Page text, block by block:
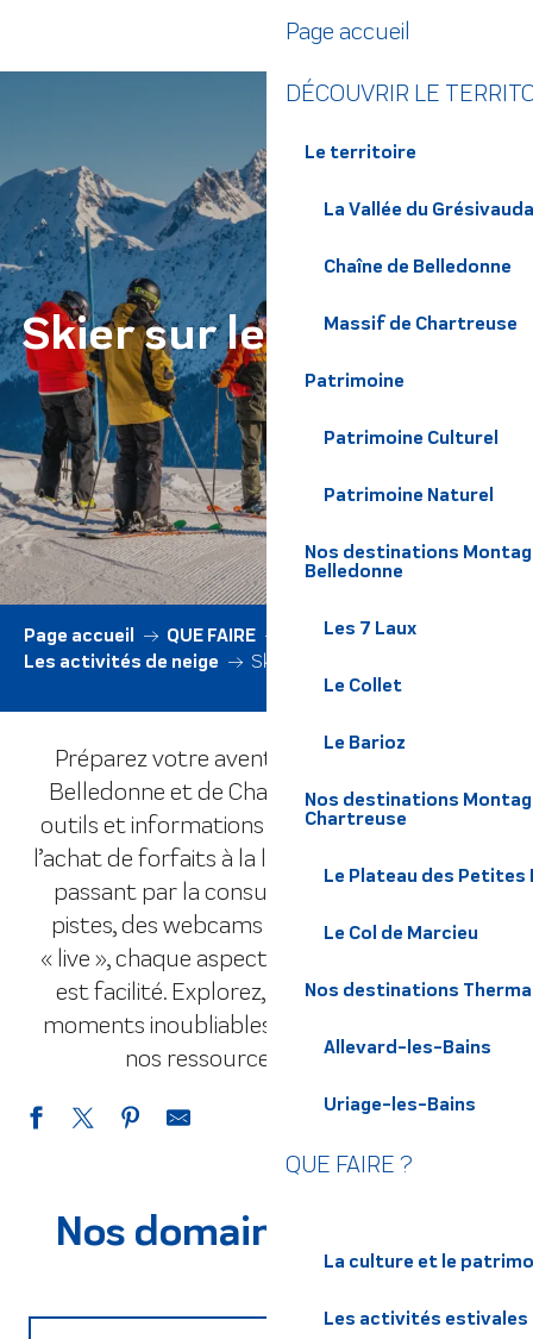
contenu
Page accueil
DÉCOUVRIR LE
Le territoire
La Vallée du
Chaîne de Belledonne
Massif de Chartreuse
Patrimoine
Patrimoine Culturel
Patrimoine Naturel
Nos destinations
Belledonne
Les 7 Laux
Le Collet
Le Barioz
Nos destinations
Chartreuse
Le Plateau des Petites
Le Col de Marcieu
Nos destinations
Allevard-les-Bains
Uriage-les-Bains
QUE FAIRE ?
La culture et le
Les activités estivales
Skier sur les domaines
Page accueil QUE FAIRE
Toutes les activités
Les activités de neige
Ski alpin
Préparez votre aventure sur les pistes de
Belledonne et de Chartreuse avec tous les
outils et informations à votre disposition. De
l’achat de forfaits à la location de matériel, en
passant par la consultation des plans des
pistes, des webcams en direct et des infos
« live », chaque aspect de votre séjour de ski
est facilité. Explorez, planifiez et vivez des
moments inoubliables sur les pistes grâce à
nos ressources complètes !
Nos domaines skiables